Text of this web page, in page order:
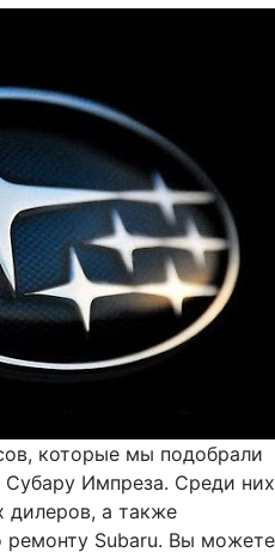
которые мы подобрали
Субару Импреза. Среди них
дилеров, а также
ремонту Subaru. Вы можете